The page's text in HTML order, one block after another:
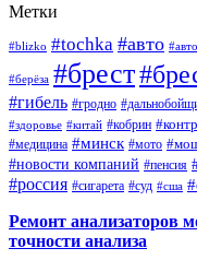
Метки
#blizko #tochka #авто
#берёза #брест
#гибель #гродно
#здоровье #китай #кобрин
#медицина #минск #мото
#новости компаний #пенсия
#россия #сигарета #суд #сша
Ремонт анализаторов
точности анализа